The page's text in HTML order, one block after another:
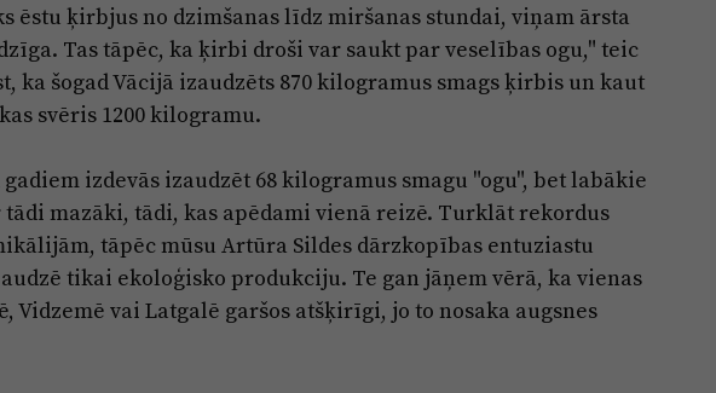
ēstu ķirbjus no dzimšanas līdz miršanas stundai, viņam ārsta
Tas tāpēc, ka ķirbi droši var saukt par veselības ogu," teic
ka šogad Vācijā izaudzēts 870 kilogramus smags ķirbis un kaut
svēris 1200 kilogramu.
izdevās izaudzēt 68 kilogramus smagu "ogu", bet labākie
mazāki, tādi, kas apēdami vienā reizē. Turklāt rekordus
tāpēc mūsu Artūra Sildes dārzkopības entuziastu
tikai ekoloģisko produkciju. Te gan jāņem vērā, ka vienas
Vidzemē vai Latgalē garšos atšķirīgi, jo to nosaka augsnes